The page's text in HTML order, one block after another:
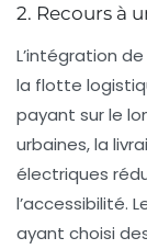
2. Recours à
L’intégration
la flotte
payant sur le
urbaines, la
électriques
l’accessibilité.
ayant choisi